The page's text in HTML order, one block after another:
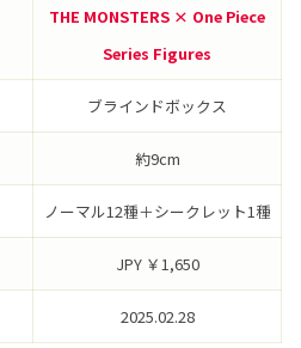
THE MONSTERS × One Piece
Series Figures
ブラインドボックス
約9cm
ノーマル12種＋シークレット1種
JPY ￥1,650
2025.02.28